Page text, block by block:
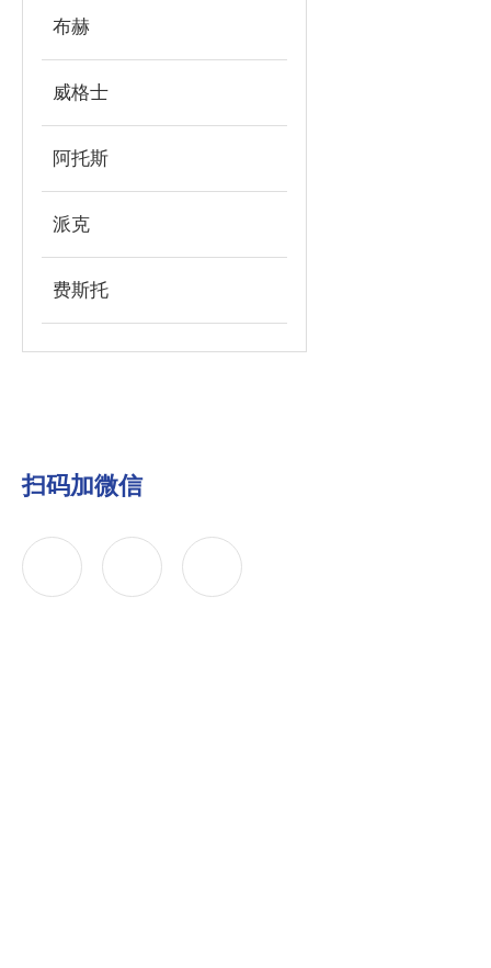
布赫
威格士
阿托斯
派克
费斯托
扫码加微信